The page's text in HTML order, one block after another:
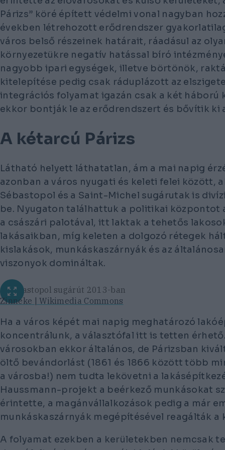
Párizs” köré épített védelmi vonal nagyban
években létrehozott erődrendszer
város belső részeinek határait, ráadásul az
környezetükre negatív hatással bíró
nagyobb ipari egységek, illetve börtönök,
kitelepítése pedig csak ráduplázott az
integrációs folyamat igazán csak a két háború
ekkor bontják le az erődrendszert és bővítik ki
A kétarcú Párizs
Látható helyett láthatatlan, ám a mai napig
azonban a város nyugati és keleti felei között,
Sébastopol és a Saint-Michel sugárutak is
be. Nyugaton találhattuk a politikai központot
a császári palotával, itt laktak a tehetős
lakásaikban, míg keleten a dolgozó rétegek
kislakások, munkáskaszárnyák és az
viszonyok domináltak.
A Sébastopol sugárút 2013-ban
Zinneke | Wikimedia Commons
Ha a város képét mai napig meghatározó
koncentrálunk, a választófal itt is tetten
városokban ekkor általános, de Párizsban
öltő bevándorlást (1861 és 1866 között több
a városba!) nem tudta lekövetni a
Haussmann-projekt a beérkező munkásokat
érintette, a magánvállalkozások pedig a már
munkáskaszárnyák megépítésével reagálták
A folyamat ezekben a kerületekben nemcsak